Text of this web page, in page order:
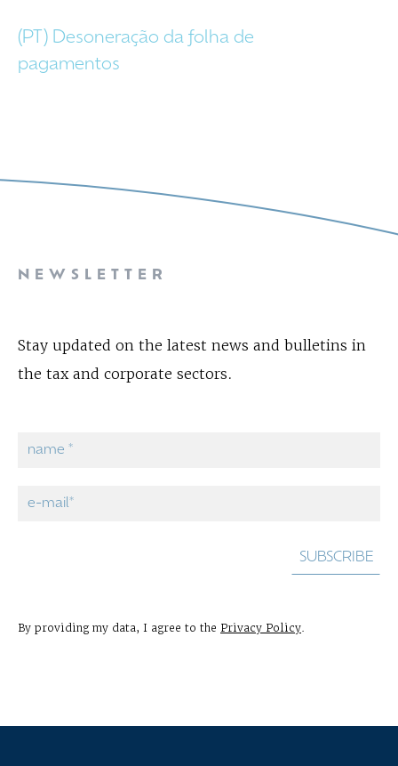
(PT) Desoneração da folha de
pagamentos
NEWSLETTER
Stay updated on the latest news and bulletins in
the tax and corporate sectors.
By providing my data, I agree to the Privacy Policy.